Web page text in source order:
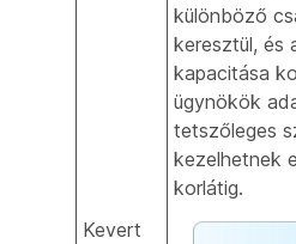
Kevert
különböző
keresztül, és
kapacitása
ügynökök
tetszőleges
kezelhetnek
korlátig.